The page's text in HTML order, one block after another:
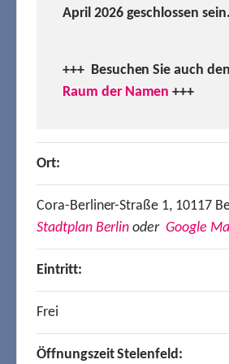
April 2026 geschlossen sein.
+++ Besuchen Sie auch den
Raum der Namen +++
Ort:
Cora-Berliner-Straße 1, 10117
Stadtplan Berlin oder Google
Eintritt:
Frei
Öffnungszeit Stelenfeld: